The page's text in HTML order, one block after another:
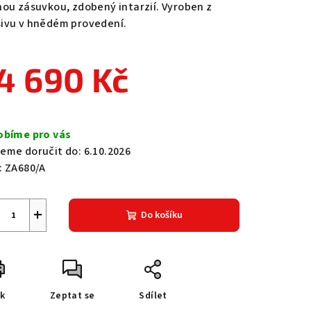
zásuvkou, zdobený intarzií. Vyroben z
v hnědém provedení.
690 Kč
pro vás
doručit do: 6.10.2026
ZA680/A
+ Do košíku
Zeptat se Sdílet